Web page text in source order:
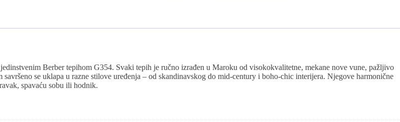
Berber tepihom G354. Svaki tepih je ručno izrađen u Maroku od visokokvalitetne, mekane nove vune, pažljivo
se uklapa u razne stilove uređenja – od skandinavskog do mid-century i boho-chic interijera. Njegove harmonične
spavaću sobu ili hodnik.